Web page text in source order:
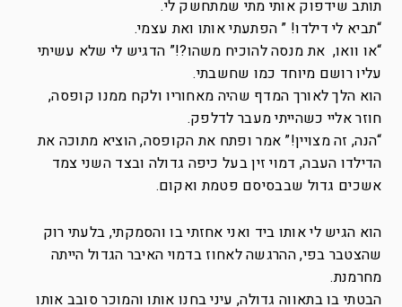
תותב שידפוק אותי מתי שמתחשק לי.
“תביא לי דילדו! ” הפתעתי אותו ואת עצמי.
“או וואו, את מנסה להוכיח משהו?!” הדגיש לי שלא עשיתי
עליו רושם מיוחד כמו שחשבתי.
הוא הלך לאורך המדף שהיה מאחוריו ולקח ממנו קופסה,
חוזר אליי כשהייתי מעבר לדלפק.
“הנה, זה מצויין!” אמר ופתח את הקופסה, הוציא מתוכה את
הדילדו העבה, דמוי זין בעל כיפה גדולה ובצד השני צמד
אשכים גדול שבבסיסם פטמת ואקום.
הוא הגיש לי אותו ביד ואני אחזתי בו והסמקתי, בלעתי רוק
שהצטבר בפי, ההרגשה לאחוז בדמוי האיבר הגדול הייתה
מחרמנת.
הבטתי בו בתאווה גדולה, עיני בחנו אותו והמוכר סובב אותו